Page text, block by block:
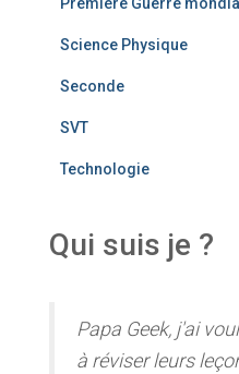
Première Guerre
Science Physique
Seconde
SVT
Technologie
Qui suis je ?
Papa Geek, j'ai
à réviser leurs